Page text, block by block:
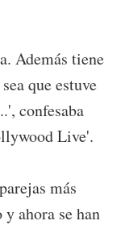
Además tiene
que estuve
confesaba
Live'.
más
ahora se han